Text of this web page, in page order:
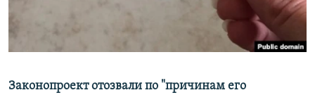
Законопроект отозвали по "причинам его